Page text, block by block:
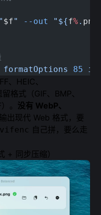
$f" --out "${f%. png
formatOptions 85
、HEIC、
格式（GIF、BMP、
。 没有 WebP、
出现代 Web 格式，要
自己拼，要么走
+ 同步压缩）